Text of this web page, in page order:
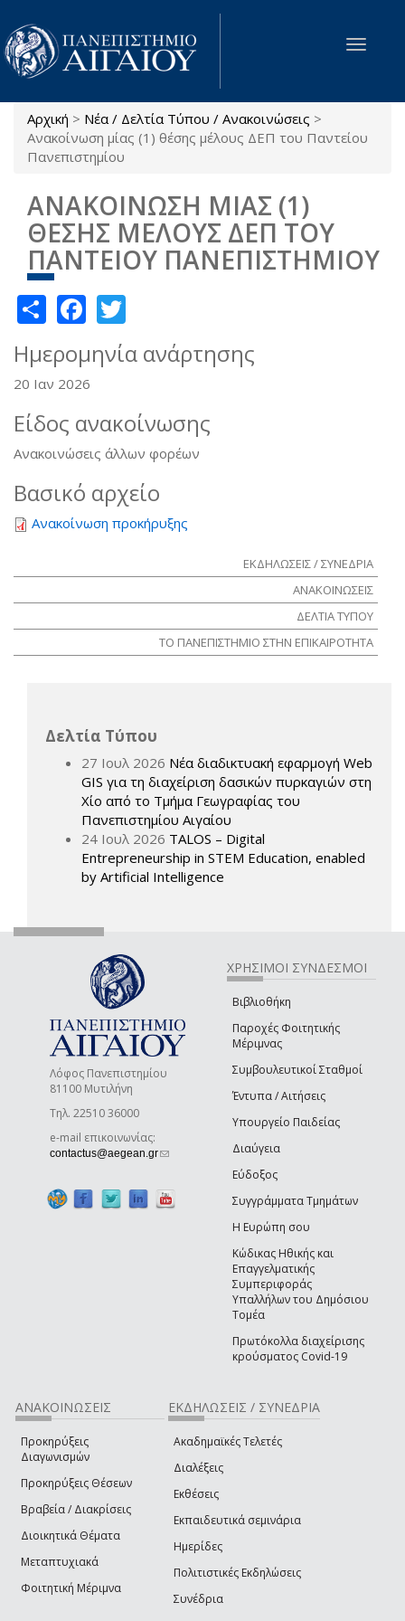
Παράκαμψη προς το κυρίως περιεχόμενο
Toggle
Είστε εδώ
Αρχική > Νέα / Δελτία Τύπου / Ανακοινώσεις >
Ανακοίνωση μίας (1) θέσης μέλους ΔΕΠ του Παντείου
Πανεπιστημίου
ΑΝΑΚΟΙΝΩΣΗ ΜΙΑΣ (1)
ΘΕΣΗΣ ΜΕΛΟΥΣ ΔΕΠ ΤΟΥ
ΠΑΝΤΕΙΟΥ ΠΑΝΕΠΙΣΤΗΜΙΟΥ
ShareFacebook
Ημερομηνία ανάρτησης
20 Ιαν 2026
Είδος ανακοίνωσης
Ανακοινώσεις άλλων φορέων
Βασικό αρχείο
Ανακοίνωση προκήρυξης
ΕΚΔΗΛΩΣΕΙΣ / ΣΥΝΕΔΡΙΑ
ΑΝΑΚΟΙΝΩΣΕΙΣ
ΔΕΛΤΙΑ ΤΥΠΟΥ
ΤΟ ΠΑΝΕΠΙΣΤΗΜΙΟ ΣΤΗΝ ΕΠΙΚΑΙΡΟΤΗΤΑ
Δελτία Τύπου
27 Ιουλ 2026 Νέα διαδικτυακή εφαρμογή Web
GIS για τη διαχείριση δασικών πυρκαγιών στη
Χίο από το Τμήμα Γεωγραφίας του
Πανεπιστημίου Αιγαίου
24 Ιουλ 2026 TALOS – Digital
Entrepreneurship in STEM Education, enabled
by Artificial Intelligence
Λόφος Πανεπιστημίου
81100 Μυτιλήνη
Τηλ. 22510 36000
e-mail επικοινωνίας:
contactus@aegean.gr(link sends e-mail)
ΧΡΗΣΙΜΟΙ ΣΥΝΔΕΣΜΟΙ
Βιβλιοθήκη
Παροχές Φοιτητικής
Μέριμνας
Συμβουλευτικοί Σταθμοί
Έντυπα / Αιτήσεις
Υπουργείο Παιδείας
Διαύγεια
Εύδοξος
Συγγράμματα Τμημάτων
Η Ευρώπη σου
Κώδικας Ηθικής και
Επαγγελματικής
Συμπεριφοράς
Υπαλλήλων του Δημόσιου
Τομέα
Πρωτόκολλα διαχείρισης
κρούσματος Covid-19
ΑΝΑΚΟΙΝΩΣΕΙΣ
Προκηρύξεις
Διαγωνισμών
Προκηρύξεις Θέσεων
Βραβεία / Διακρίσεις
Διοικητικά Θέματα
Μεταπτυχιακά
Φοιτητική Μέριμνα
ΕΚΔΗΛΩΣΕΙΣ / ΣΥΝΕΔΡΙΑ
Ακαδημαϊκές Τελετές
Διαλέξεις
Εκθέσεις
Εκπαιδευτικά σεμινάρια
Ημερίδες
Πολιτιστικές Εκδηλώσεις
Συνέδρια